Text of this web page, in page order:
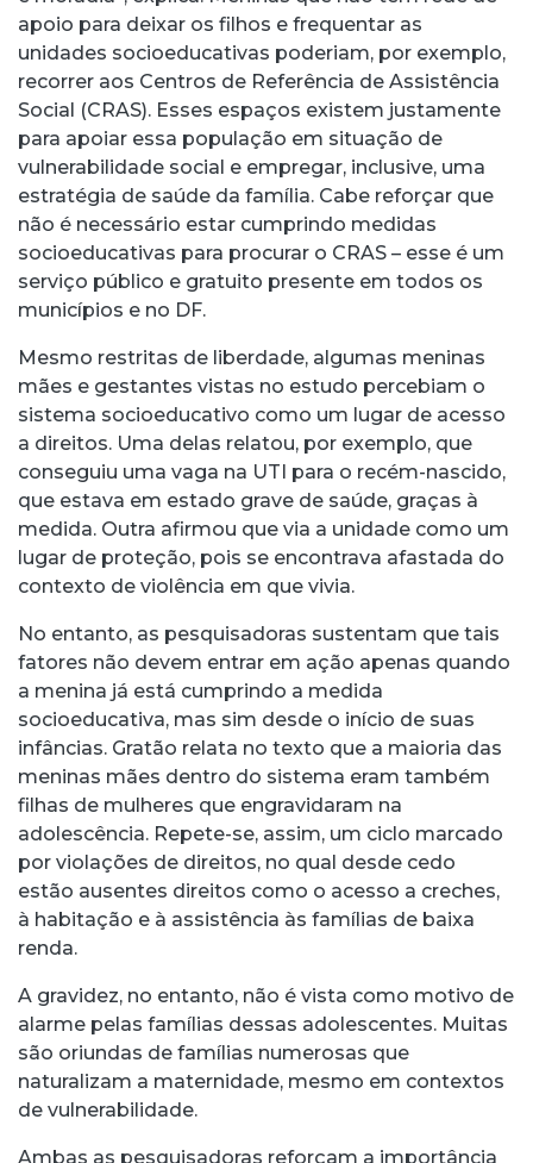
apoio para deixar os filhos e frequentar as
unidades socioeducativas poderiam, por exemplo,
recorrer aos Centros de Referência de Assistência
Social (CRAS). Esses espaços existem justamente
para apoiar essa população em situação de
vulnerabilidade social e empregar, inclusive, uma
estratégia de saúde da família. Cabe reforçar que
não é necessário estar cumprindo medidas
socioeducativas para procurar o CRAS – esse é um
serviço público e gratuito presente em todos os
municípios e no DF.
Mesmo restritas de liberdade, algumas meninas
mães e gestantes vistas no estudo percebiam o
sistema socioeducativo como um lugar de acesso
a direitos. Uma delas relatou, por exemplo, que
conseguiu uma vaga na UTI para o recém-nascido,
que estava em estado grave de saúde, graças à
medida. Outra afirmou que via a unidade como um
lugar de proteção, pois se encontrava afastada do
contexto de violência em que vivia.
No entanto, as pesquisadoras sustentam que tais
fatores não devem entrar em ação apenas quando
a menina já está cumprindo a medida
socioeducativa, mas sim desde o início de suas
infâncias. Gratão relata no texto que a maioria das
meninas mães dentro do sistema eram também
filhas de mulheres que engravidaram na
adolescência. Repete-se, assim, um ciclo marcado
por violações de direitos, no qual desde cedo
estão ausentes direitos como o acesso a creches,
à habitação e à assistência às famílias de baixa
renda.
A gravidez, no entanto, não é vista como motivo de
alarme pelas famílias dessas adolescentes. Muitas
são oriundas de famílias numerosas que
naturalizam a maternidade, mesmo em contextos
de vulnerabilidade.
Ambas as pesquisadoras reforçam a importância